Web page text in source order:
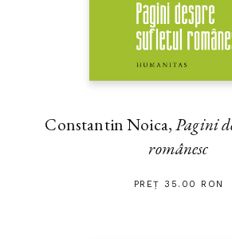
Constantin Noica,Pagini
românesc
PREȚ 35.00 RON